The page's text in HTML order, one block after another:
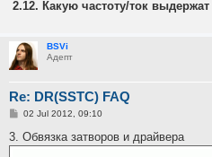
2.12. Какую частоту/ток
BSVi
Адепт
Re: DR(SSTC) FAQ
P
s
t
02 Jul 2012, 09:10
3. Обвязка затворов и драйвера